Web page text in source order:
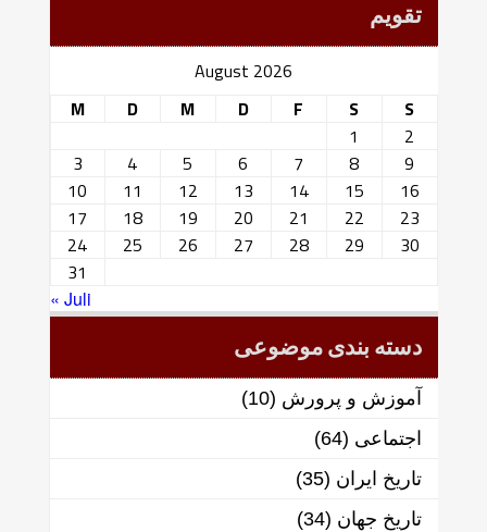
تقویم
August 2026
M
D M D F S
S
1
2
3
4 5 6 7 8
9
10
11 12 13 14 15
16
17
18 19 20 21 22
23
24
25 26 27 28 29
30
31
« Juli
دسته بندی موضوعی
آموزش و پرورش (10)
اجتماعی (64)
تاریخ ایران (35)
تاریخ جهان (34)